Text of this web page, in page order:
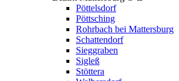
Pöttelsdorf
Pöttsching
Rohrbach bei Mattersburg
Schattendorf
Sieggraben
Sigleß
Stöttera